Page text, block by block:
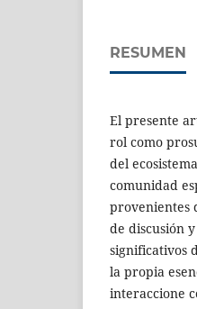
RESUMEN
El presente
rol como
del
comunidad
provenientes
de discusión
significativos
la propia
interaccione